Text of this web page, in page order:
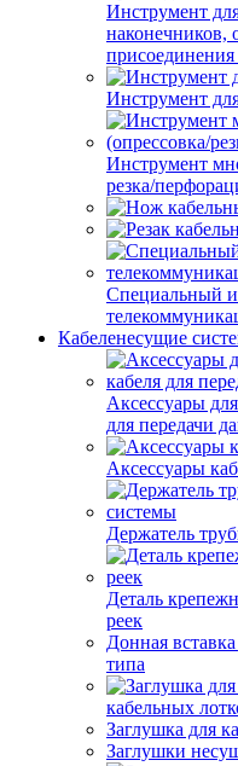
Инструмент
наконечников,
присоединения
Инструмент
Инструмент
резка/
Специальный
Кабеленесущие
Аксессуары
для передачи
Аксессуары
Держатель
Деталь
реек
Донная
типа
кабельных
Заглушка для
Заглушки